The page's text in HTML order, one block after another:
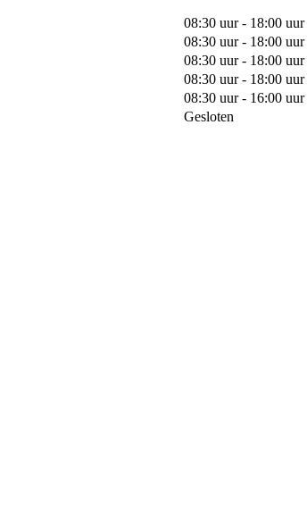
08:30 uur - 18:00 uur
08:30 uur - 18:00 uur
08:30 uur - 18:00 uur
08:30 uur - 18:00 uur
08:30 uur - 16:00 uur
Gesloten